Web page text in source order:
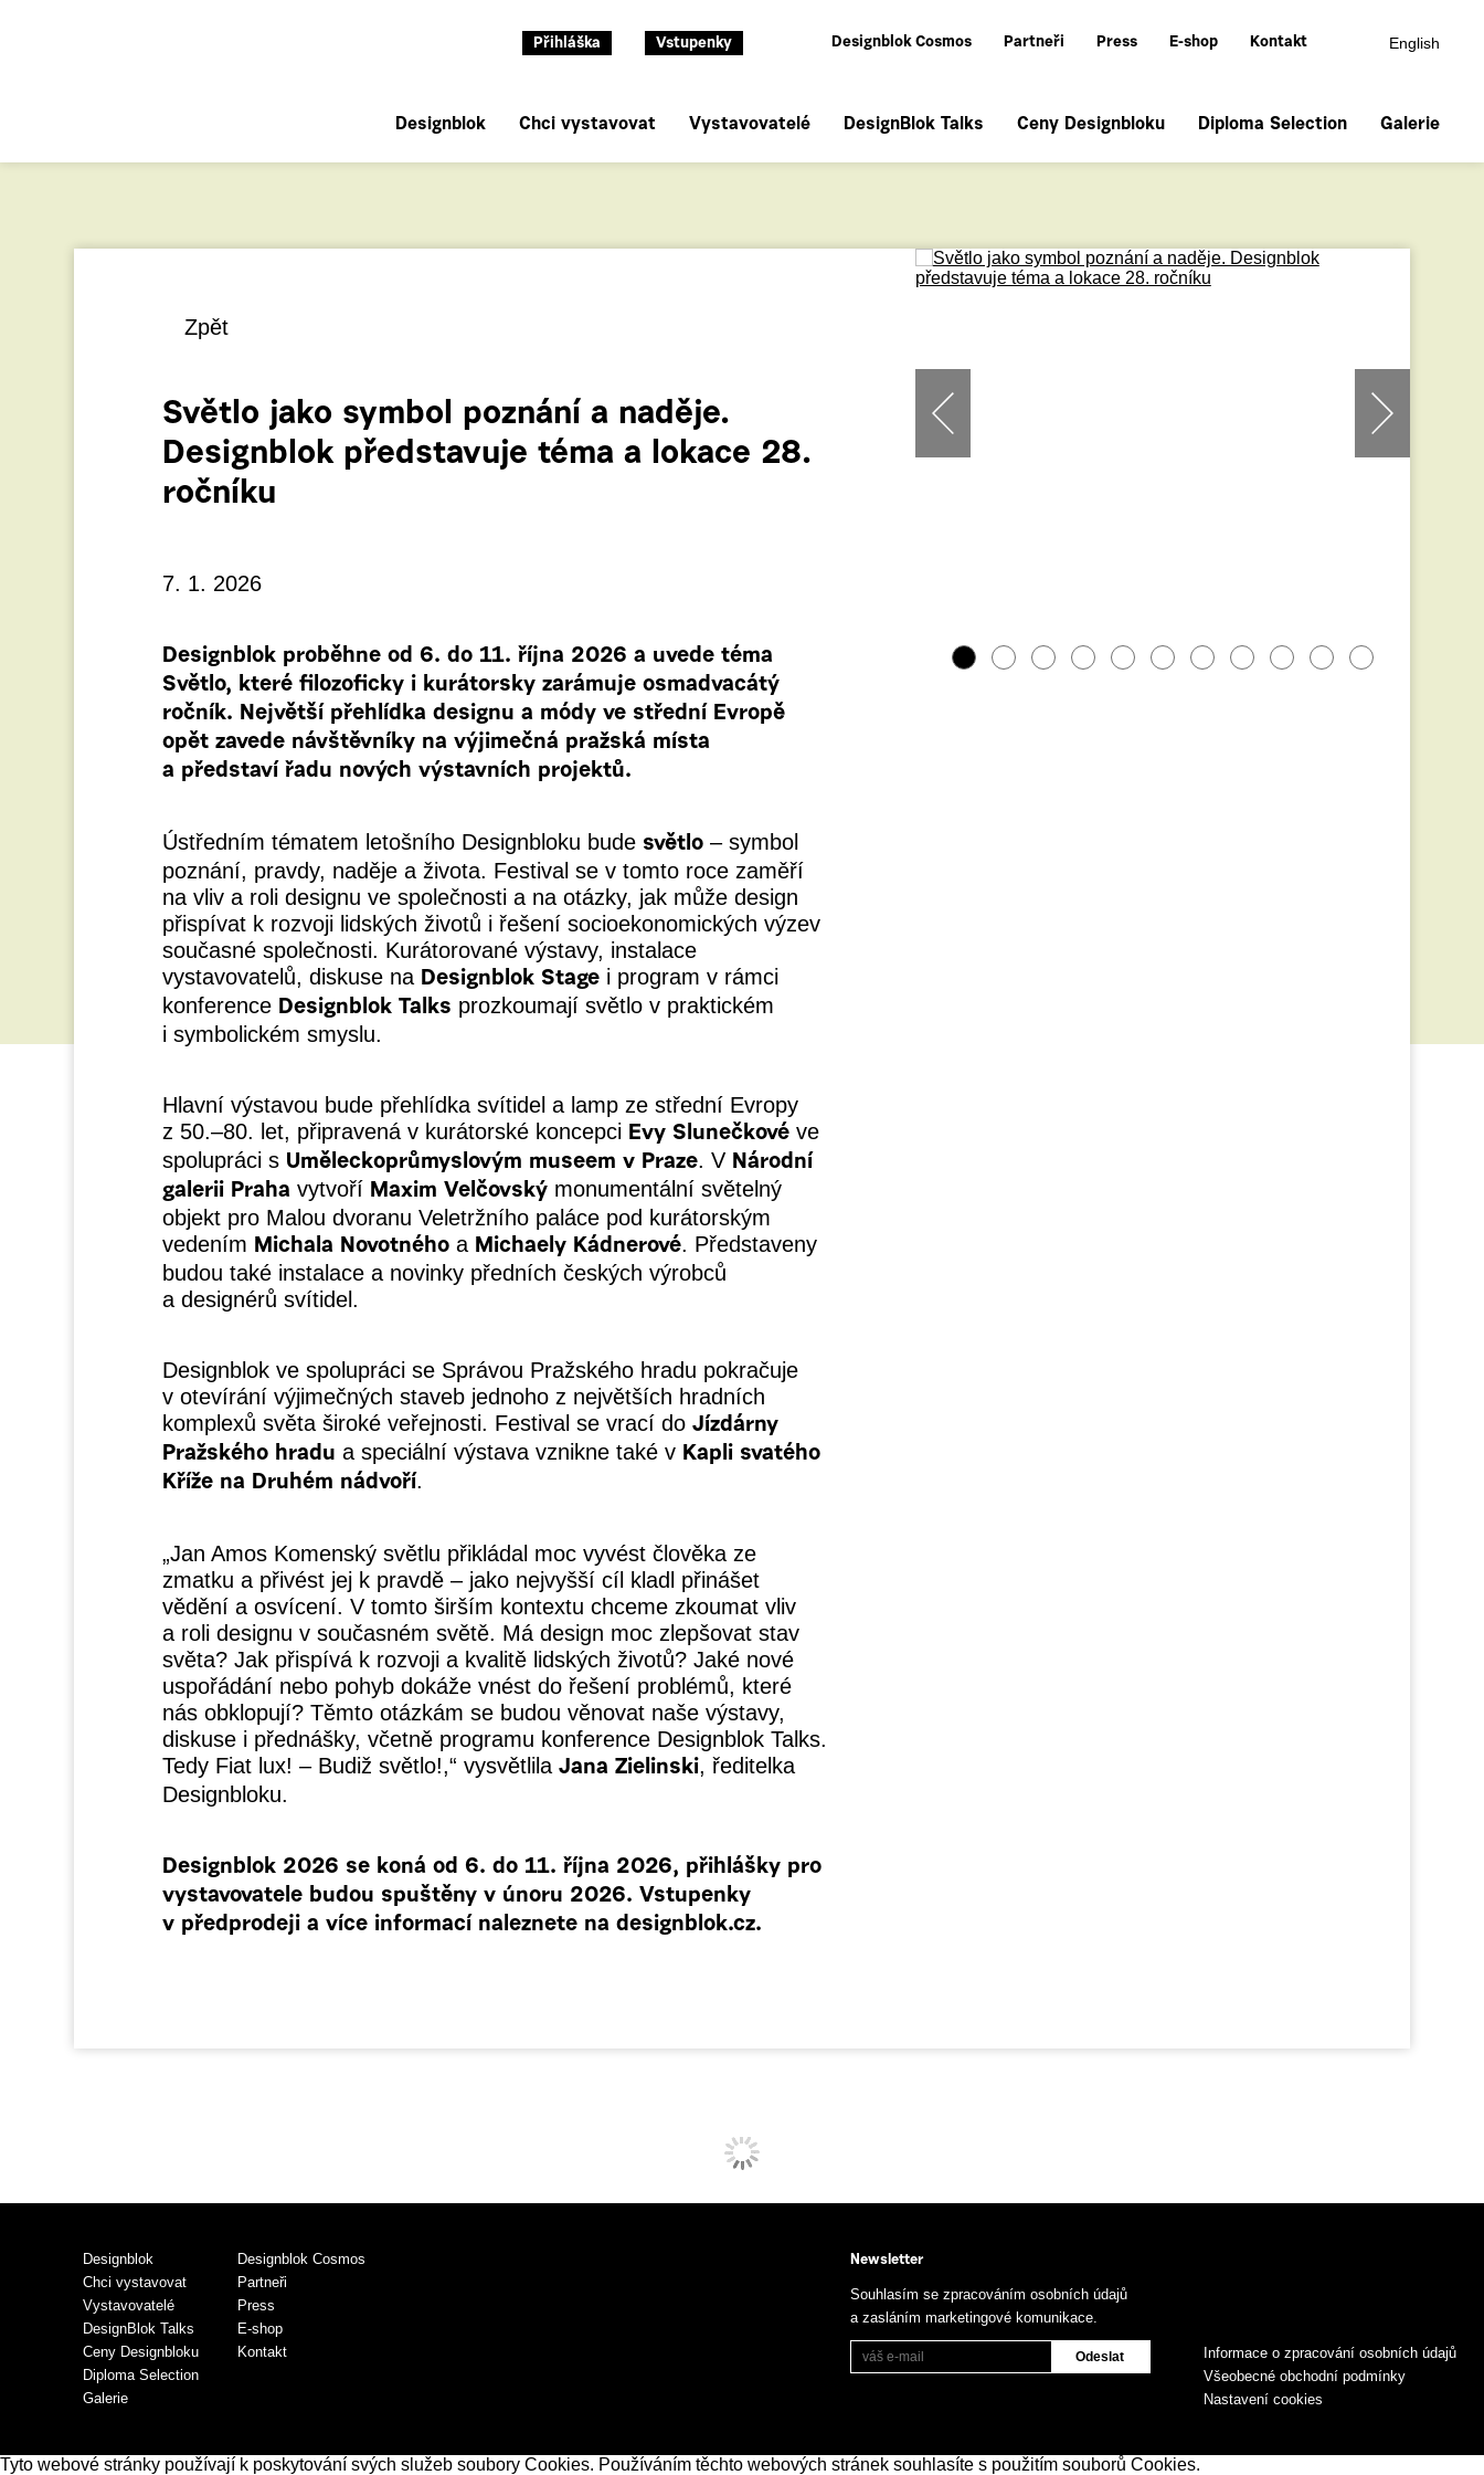
Přihláška Vstupenky Designblok Cosmos Partneři Press E-shop Kontakt English
Designblok Chci vystavovat Vystavovatelé DesignBlok Talks Ceny Designbloku Diploma Selection Galerie
Zpět
Světlo jako symbol poznání a naděje.
Designblok představuje téma a lokace 28.
ročníku
7. 1. 2026
Designblok proběhne od 6. do 11. října 2026 a uvede téma
Světlo, které filozoficky i kurátorsky zarámuje osmadvacátý
ročník. Největší přehlídka designu a módy ve střední Evropě
opět zavede návštěvníky na výjimečná pražská místa
a představí řadu nových výstavních projektů.
Ústředním tématem letošního Designbloku bude světlo – symbol
poznání, pravdy, naděje a života. Festival se v tomto roce zaměří
na vliv a roli designu ve společnosti a na otázky, jak může design
přispívat k rozvoji lidských životů i řešení socioekonomických výzev
současné společnosti. Kurátorované výstavy, instalace
vystavovatelů, diskuse na Designblok Stage i program v rámci
konference Designblok Talks prozkoumají světlo v praktickém
i symbolickém smyslu.
Hlavní výstavou bude přehlídka svítidel a lamp ze střední Evropy
z 50.–80. let, připravená v kurátorské koncepci Evy Slunečkovéve
spolupráci s Uměleckoprůmyslovým museem v Praze. V Národní
galerii Praha vytvoří Maxim Velčovský monumentální světelný
objekt pro Malou dvoranu Veletržního paláce pod kurátorským
vedením Michala Novotného a Michaely Kádnerové. Představeny
budou také instalace a novinky předních českých výrobců
a designérů svítidel.
Designblok ve spolupráci se Správou Pražského hradu pokračuje
v otevírání výjimečných staveb jednoho z největších hradních
komplexů světa široké veřejnosti. Festival se vrací doJízdárny
Pražského hradu a speciální výstava vznikne také v Kapli svatého
Kříže na Druhém nádvoří.
„Jan Amos Komenský světlu přikládal moc vyvést člověka ze
zmatku a přivést jej k pravdě – jako nejvyšší cíl kladl přinášet
vědění a osvícení. V tomto širším kontextu chceme zkoumat vliv
a roli designu v současném světě. Má design moc zlepšovat stav
světa? Jak přispívá k rozvoji a kvalitě lidských životů? Jaké nové
uspořádání nebo pohyb dokáže vnést do řešení problémů, které
nás obklopují? Těmto otázkám se budou věnovat naše výstavy,
diskuse i přednášky, včetně programu konference Designblok Talks.
Tedy Fiat lux! – Budiž světlo!,“ vysvětlilaJana Zielinski, ředitelka
Designbloku.
Designblok 2026 se koná od 6. do 11. října 2026, přihlášky pro
vystavovatele budou spuštěny v únoru 2026. Vstupenky
v předprodeji a více informací naleznete na designblok.cz.
Designblok
Chci vystavovat
Vystavovatelé
DesignBlok Talks
Ceny Designbloku
Diploma Selection
Galerie
Designblok Cosmos
Partneři
Press
E-shop
Kontakt
Informace o zpracování osobních údajů
Všeobecné obchodní podmínky
Nastavení cookies
Newsletter
Souhlasím se zpracováním osobních údajů
a zasláním marketingové komunikace.
Tyto webové stránky používají k poskytování svých služeb soubory Cookies. Používáním těchto webových stránek souhlasíte s použitím souborů Cookies.